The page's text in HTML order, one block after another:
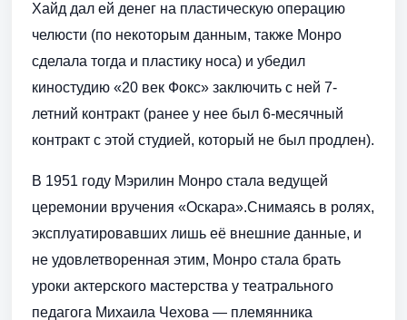
Хайд дал ей денег на пластическую операцию
челюсти (по некоторым данным, также Монро
сделала тогда и пластику носа) и убедил
киностудию «20 век Фокс» заключить с ней 7-
летний контракт (ранее у нее был 6-месячный
контракт с этой студией, который не был продлен).
В 1951 году Мэрилин Монро стала ведущей
церемонии вручения «Оскара».Снимаясь в ролях,
эксплуатировавших лишь её внешние данные, и
не удовлетворенная этим, Монро стала брать
уроки актерского мастерства у театрального
педагога Михаила Чехова — племянника